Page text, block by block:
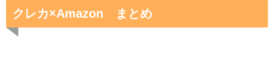
クレカ×Amazon まとめ